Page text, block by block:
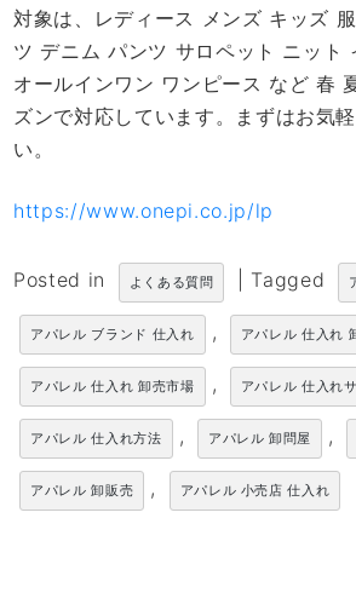
対象は、レディース メンズ キッズ
ツ デニム パンツ サロペット ニット
オールインワン ワンピース など 春
ズンで対応しています。まずはお気
い。
https://www.onepi.co.jp/lp
Posted in よくある質問 Tagged
アパレル ブランド 仕入れ , アパレル 仕入れ
アパレル 仕入れ 卸売市場 , アパレル 仕入れ
アパレル 仕入れ方法 , アパレル 卸問屋 ,
アパレル 卸販売 , アパレル 小売店 仕入れ